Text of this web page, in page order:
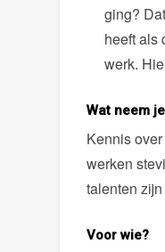
ging?
heeft als
werk.
Wat neem
Kennis
werken
talenten
Voor wie?